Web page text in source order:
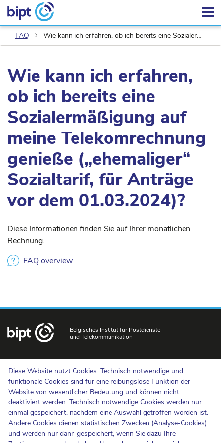
Diese Website nutzt Cookies. Technisch notwendige und
funktionale Cookies sind für eine reibungslose Funktion der
Website von wesentlicher Bedeutung und können nicht
deaktiviert werden. Technisch notwendige Cookies werden nur
einmal gespeichert, nachdem eine Auswahl getroffen worden ist.
Andere Cookies dienen statistischen Zwecken (Analyse-Cookies)
und werden nur dann gespeichert, wenn Sie dazu Ihre
FAQ Wie kann ich erfahren, ob ich bereits eine Sozialermäßigung auf meine Telekomrechnung genieße („ehemaliger“ Sozialtarif, für Anträge vor dem 01.03.2024)?
Wie kann ich erfahren,
ob ich bereits eine
Sozialermäßigung auf
meine Telekomrechnung
genieße („ehemaliger“
Sozialtarif, für Anträge
vor dem 01.03.2024)?
Diese Informationen finden Sie auf Ihrer monatlichen
Rechnung.
FAQ overview
Belgisches Institut für Postdienste
und Telekommunikation
Uns kontaktieren
Hinweisgebermeldungen
Newsletter
Barrierefreiheit
Presse